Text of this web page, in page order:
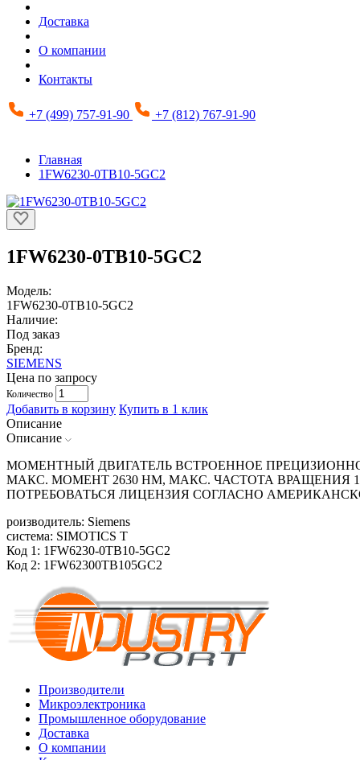
Доставка
О компании
Контакты
+7 (499) 757-91-90 +7 (812) 767-91-90
Главная
1FW6230-0TB10-5GC2
1FW6230-0TB10-5GC2
Модель:
1FW6230-0TB10-5GC2
Наличие:
Под заказ
Бренд:
SIEMENS
Цена по запросу
Количество
Добавить в корзину Купить в 1 клик
Описание
Описание
МОМЕНТНЫЙ ДВИГАТЕЛЬ ВСТРОЕННОЕ
МАКС. МОМЕНТ 2630 HM, МАКС. ЧАСТОТА
ПОТРЕБОВАТЬСЯ ЛИЦЕНЗИЯ СОГЛАСНО
роизводитель: Siemens
система: SIMOTICS T
Код 1: 1FW6230-0TB10-5GC2
Код 2: 1FW62300TB105GC2
Производители
Микроэлектроника
Промышленное оборудование
Доставка
О компании